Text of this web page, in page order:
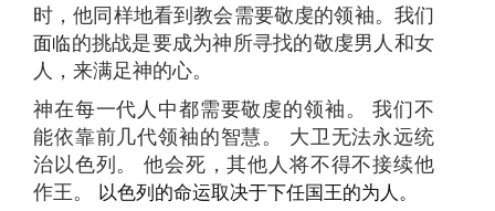
时，他同样地看到教会需要敬虔的领袖。我们
面临的挑战是要成为神所寻找的敬虔男人和女
人，来满足神的心。
神在每一代人中都需要敬虔的领袖。 我们不
能依靠前几代领袖的智慧。 大卫无法永远统
治以色列。 他会死，其他人将不得不接续他
作王。 以色列的命运取决于下任国王的为人。